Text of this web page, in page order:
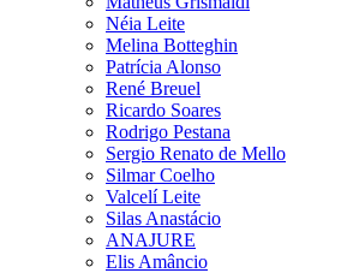
Néia Leite
Melina Botteghin
Patrícia Alonso
René Breuel
Ricardo Soares
Rodrigo Pestana
Sergio Renato de Mello
Silmar Coelho
Valcelí Leite
Silas Anastácio
ANAJURE
Elis Amâncio